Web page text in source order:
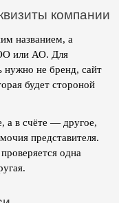
компании
названием, а
или АО. Для
нужно не бренд, сайт
будет стороной
а в счёте — другое,
представителя.
одна